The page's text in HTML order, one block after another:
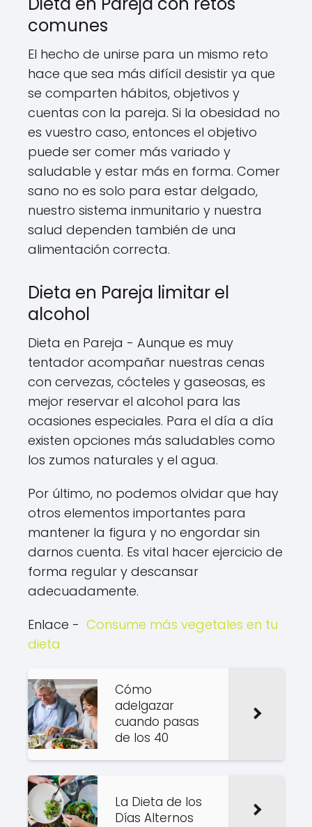
comunes
El hecho de unirse para un mismo reto
hace que sea más difícil desistir ya que
se comparten hábitos, objetivos y
cuentas con la pareja. Si la obesidad no
es vuestro caso, entonces el objetivo
puede ser comer más variado y
saludable y estar más en forma. Comer
sano no es solo para estar delgado,
nuestro sistema inmunitario y nuestra
salud dependen también de una
alimentación correcta.
Dieta en Pareja limitar el
alcohol
Dieta en Pareja - Aunque es muy
tentador acompañar nuestras cenas
con cervezas, cócteles y gaseosas, es
mejor reservar el alcohol para las
ocasiones especiales. Para el día a día
existen opciones más saludables como
los zumos naturales y el agua.
Por último, no podemos olvidar que hay
otros elementos importantes para
mantener la figura y no engordar sin
darnos cuenta. Es vital hacer ejercicio de
forma regular y descansar
adecuadamente.
Enlace - Consume más vegetales en tu
dieta
Cómo
adelgazar
cuando pasas
de los 40
La Dieta de los
Días Alternos